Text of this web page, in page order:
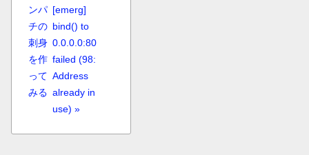
ンパ
チの
刺身
を作
って
みる
[emerg]
bind() to
0.0.0.0:80
failed (98:
Address
already in
use) »